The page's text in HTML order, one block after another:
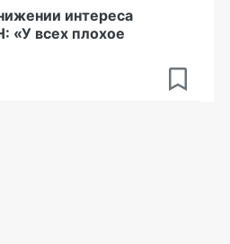
интереса
«У всех плохое